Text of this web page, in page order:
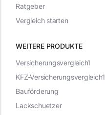
WEITERE PRODUKTE
Versicherungsvergleich1
KFZ-Versicherungsvergleich1
Bauförderung
Lackschuetzer
Ratgeber
Vergleich starten